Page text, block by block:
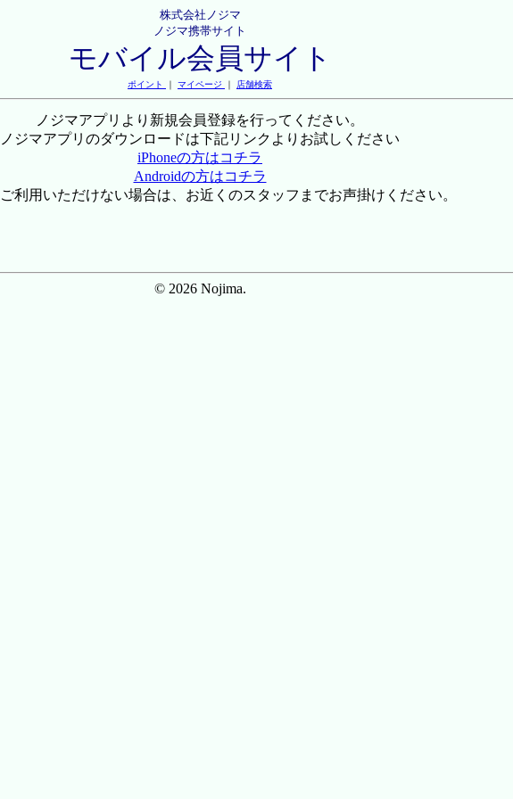
株式会社ノジマ
ノジマ携帯サイト
モバイル会員サイト
ポイント ｜ マイページ ｜ 店舗検索
ノジマアプリより新規会員登録を行ってください。
ノジマアプリのダウンロードは下記リンクよりお試しください
iPhoneの方はコチラ
Androidの方はコチラ
利用いただけない場合は、お近くのスタッフまでお声掛けください。
© 2026 Nojima.